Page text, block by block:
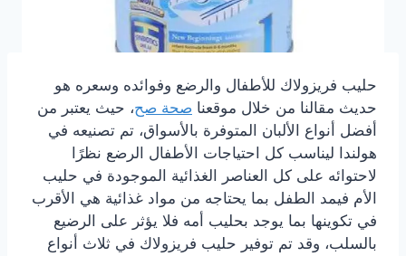
حليب فريزولاك للأطفال والرضع وفوائده وسعره هو
حديث مقالنا من خلال موقعنا صحة صح، حيث يعتبر من
أفضل أنواع الألبان المتوفرة بالأسواق، تم تصنيعه في
هولندا ليناسب كل احتياجات الأطفال الرضع نظرًا
لاحتوائه على كل العناصر الغذائية الموجودة في حليب
الأم فيمد الطفل بما يحتاجه من مواد غذائية هي الأقرب
في تكوينها بما يوجد بحليب أمه فلا يؤثر على الرضيع
بالسلب، وقد تم توفير حليب فريزولاك في ثلاث أنواع